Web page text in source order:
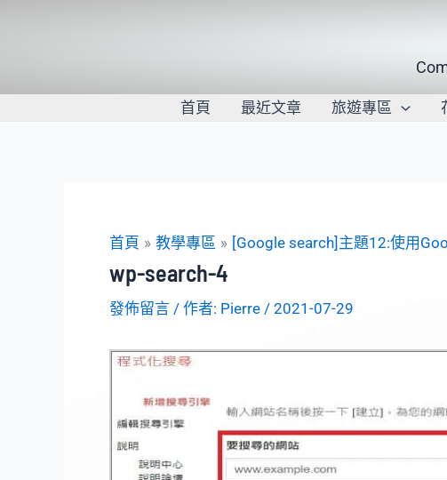
首頁 最近文章 旅遊專區
首頁 教學專區 [Google search]主題12:使用
wp-search-4
發佈留言 / 作者: Pierre / 2021-07-29